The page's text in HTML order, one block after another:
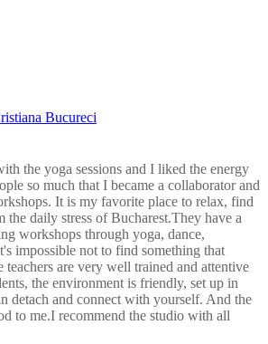
Bucureci
the yoga sessions and I liked the energy
so much that I became a collaborator and
It is my favorite place to relax, find
the daily stress of Bucharest.They have a
workshops through yoga, dance,
impossible not to find something that
teachers are very well trained and attentive
the environment is friendly, set up in
detach and connect with yourself. And the
to me.I recommend the studio with all